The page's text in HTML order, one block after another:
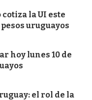
la UI este
pesos uruguayos
hoy lunes 10 de
el rol de la